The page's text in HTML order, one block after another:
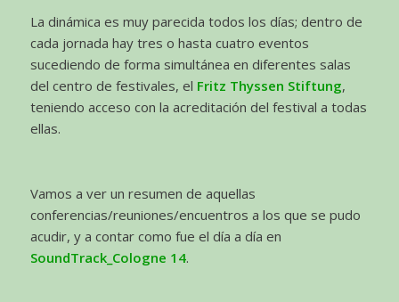
La dinámica es muy parecida todos los días; dentro de
cada jornada hay tres o hasta cuatro eventos
sucediendo de forma simultánea en diferentes salas
del centro de festivales, el Fritz Thyssen Stiftung,
teniendo acceso con la acreditación del festival a todas
ellas.
Vamos a ver un resumen de aquellas
conferencias/reuniones/encuentros a los que se pudo
acudir, y a contar como fue el día a día en
SoundTrack_Cologne 14.